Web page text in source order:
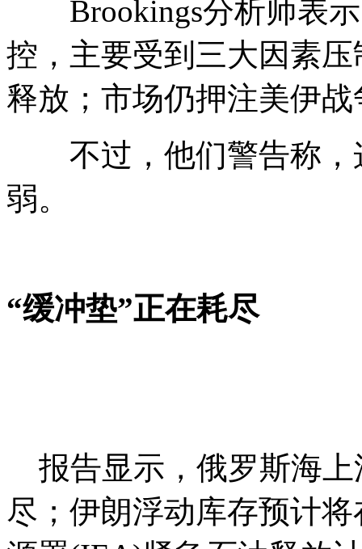
Brookings分析师表示
控，主要受到三大因素
释放；市场仍押注美伊
不过，他们警告称，
弱。
“缓冲垫”正在耗尽
报告显示，俄罗斯海上
尽；伊朗浮动库存预计